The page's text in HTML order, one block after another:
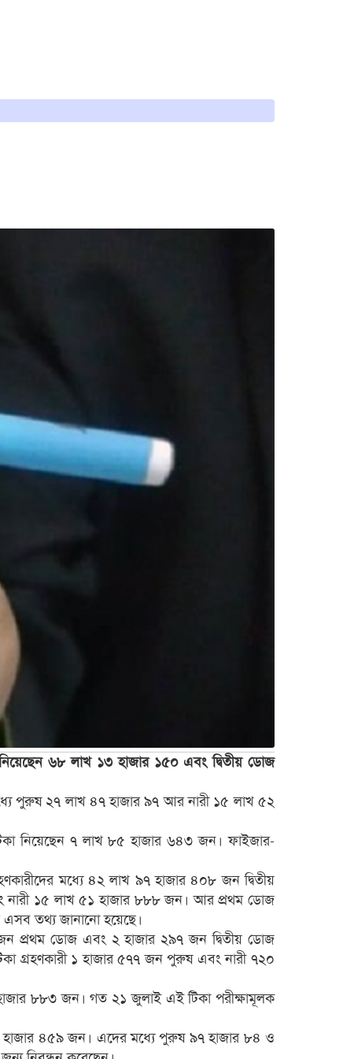
৬৮ লাখ ১৩ হাজার ১৫০ এবং দ্বিতীয় ডোজ
পুরুষ ২৭ লাখ ৪৭ হাজার ৯৭ আর নারী ১৫ লাখ ৫২
নিয়েছেন ৭ লাখ ৮৫ হাজার ৬৪৩ জন। ফাইজার-
মধ্যে ৪২ লাখ ৯৭ হাজার ৪০৮ জন দ্বিতীয়
নারী ১৫ লাখ ৫১ হাজার ৮৮৮ জন। আর প্রথম ডোজ
এসব তথ্য জানানো হয়েছে।
জন প্রথম ডোজ এবং ২ হাজার ২৯৭ জন দ্বিতীয় ডোজ
গ্রহণকারী ১ হাজার ৫৭৭ জন পুরুষ এবং নারী ৭২০
৮৮৩ জন। গত ২১ জুলাই এই টিকা পরীক্ষামূলক
হাজার ৪৫৯ জন। এদের মধ্যে পুরুষ ৯৭ হাজার ৮৪ ও